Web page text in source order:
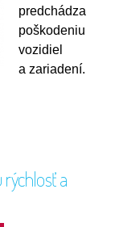
predchádza
poškodeniu
vozidiel
a zariadení.
a